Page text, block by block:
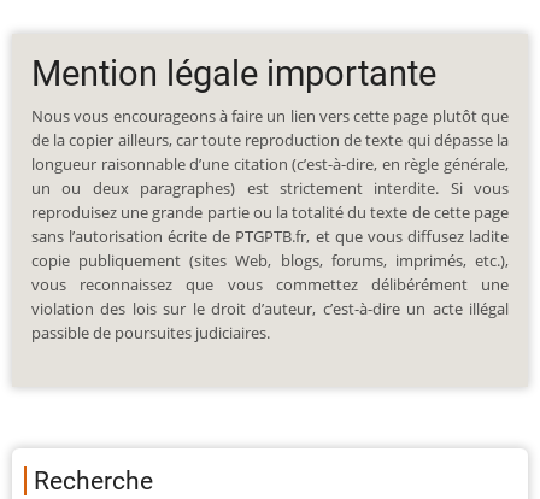
Mention légale importante
Nous vous encourageons à faire un lien vers cette page plutôt que
de la copier ailleurs, car toute reproduction de texte qui dépasse la
longueur raisonnable d’une citation (c’est-à-dire, en règle générale,
un ou deux paragraphes) est strictement interdite. Si vous
reproduisez une grande partie ou la totalité du texte de cette page
sans l’autorisation écrite de PTGPTB.fr, et que vous diffusez ladite
copie publiquement (sites Web, blogs, forums, imprimés, etc.),
vous reconnaissez que vous commettez délibérément une
violation des lois sur le droit d’auteur, c’est-à-dire un acte illégal
passible de poursuites judiciaires.
Recherche